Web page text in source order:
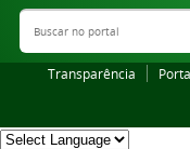
Buscar no portal
Transparência